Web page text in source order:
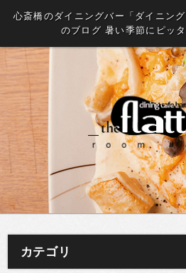
心斎橋のダイニングバー「ダイニン
のブログ 暑い季節にピッ
カテゴリ